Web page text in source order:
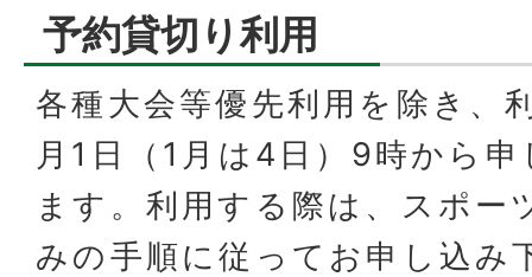
予約貸切り利用
各種大会等優先利用を除き、
月1日（1月は4日）9時から
ます。利用する際は、スポ
みの手順に従ってお申し込み